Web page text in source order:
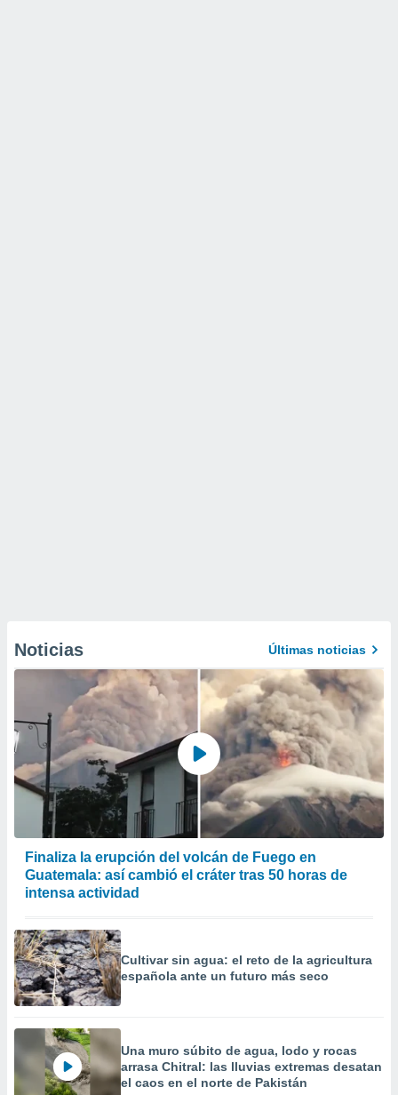
Noticias Últimas noticias
Finaliza la erupción del volcán de Fuego en
Guatemala: así cambió el cráter tras 50 horas de
intensa actividad
Cultivar sin agua: el reto de la agricultura
española ante un futuro más seco
Una muro súbito de agua, lodo y rocas
arrasa Chitral: las lluvias extremas desatan
el caos en el norte de Pakistán